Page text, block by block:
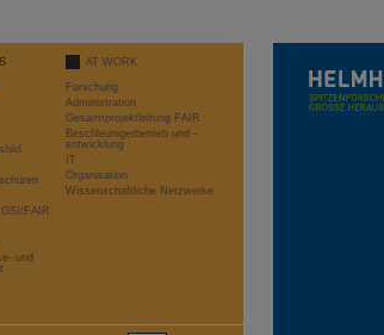
FAIR
und
AT WORK
Forschung
Administration
Gesamtprojektleitung FAIR
Beschleunigerbetrieb und -
entwicklung
IT
Organisation
Wissenschaftliche Netzwerke